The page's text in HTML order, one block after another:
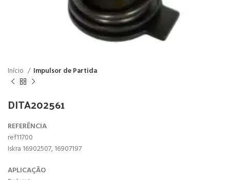
Início Impulsor de Partida
DITA202561
REFERÊNCIA
ref11700
Iskra 16902507, 16907197
APLICAÇÃO